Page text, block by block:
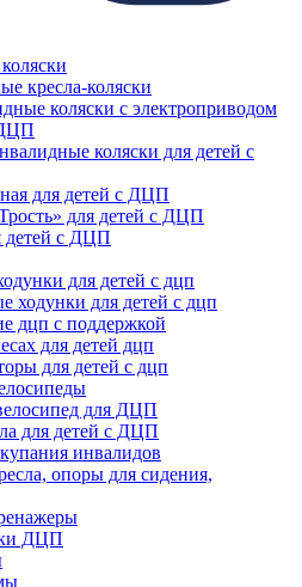
кресла-коляски
коляски с электроприводом
коляски для детей с
для детей с ДЦП
для детей с ДЦП
детей с ДЦП
для детей с дцп
ходунки для детей с дцп
дцп с поддержкой
для детей дцп
для детей с дцп
для ДЦП
для детей с ДЦП
инвалидов
опоры для сидения,
ДЦП